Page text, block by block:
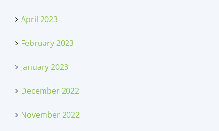
April 2023
February 2023
January 2023
December 2022
November 2022